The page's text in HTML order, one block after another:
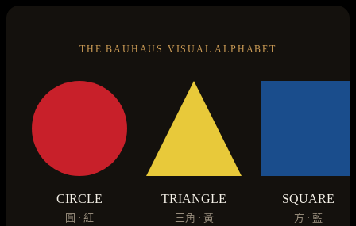
THE BAUHAUS VISUAL ALPHABET
CIRCLE
圓 · 紅
TRIANGLE
三角 · 黃
SQUARE
方 · 藍